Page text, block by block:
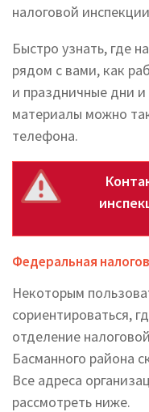
налоговой
Быстро узнать, где
рядом с вами, как
и праздничные дни
материалы можно
телефона.
Федеральная
Некоторым
сориентироваться,
отделение
Басманного района
Все адреса
рассмотреть ниже.